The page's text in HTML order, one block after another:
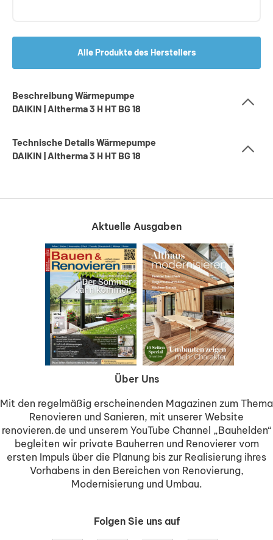
Alle Produkte des Herstellers
Beschreibung Wärmepumpe
DAIKIN | Altherma 3 H HT BG 18
Technische Details Wärmepumpe
DAIKIN | Altherma 3 H HT BG 18
Aktuelle Ausgaben
Über Uns
Mit den regelmäßig erscheinenden Magazinen zum Thema
Renovieren und Sanieren, mit unserer Website
renovieren.de und unserem YouTube Channel „Bauhelden“
begleiten wir private Bauherren und Renovierer vom
ersten Impuls über die Planung bis zur Realisierung ihres
Vorhabens in den Bereichen von Renovierung,
Modernisierung und Umbau.
Folgen Sie uns auf